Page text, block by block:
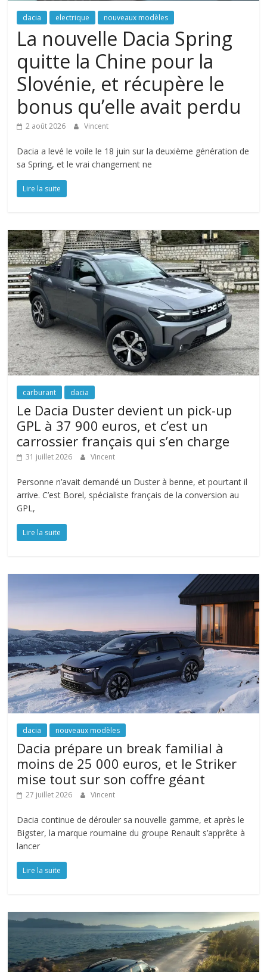
dacia electrique nouveaux modèles
La nouvelle Dacia Spring
quitte la Chine pour la
Slovénie, et récupère le
bonus qu’elle avait perdu
2 août 2026 Vincent
Dacia a levé le voile le 18 juin sur la deuxième génération de
sa Spring, et le vrai changement ne
Lire la suite
carburant dacia
Le Dacia Duster devient un pick-up
GPL à 37 900 euros, et c’est un
carrossier français qui s’en charge
31 juillet 2026 Vincent
Personne n’avait demandé un Duster à benne, et pourtant il
arrive. C’est Borel, spécialiste français de la conversion au
GPL,
Lire la suite
dacia nouveaux modèles
Dacia prépare un break familial à
moins de 25 000 euros, et le Striker
mise tout sur son coffre géant
27 juillet 2026 Vincent
Dacia continue de dérouler sa nouvelle gamme, et après le
Bigster, la marque roumaine du groupe Renault s’apprête à
lancer
Lire la suite